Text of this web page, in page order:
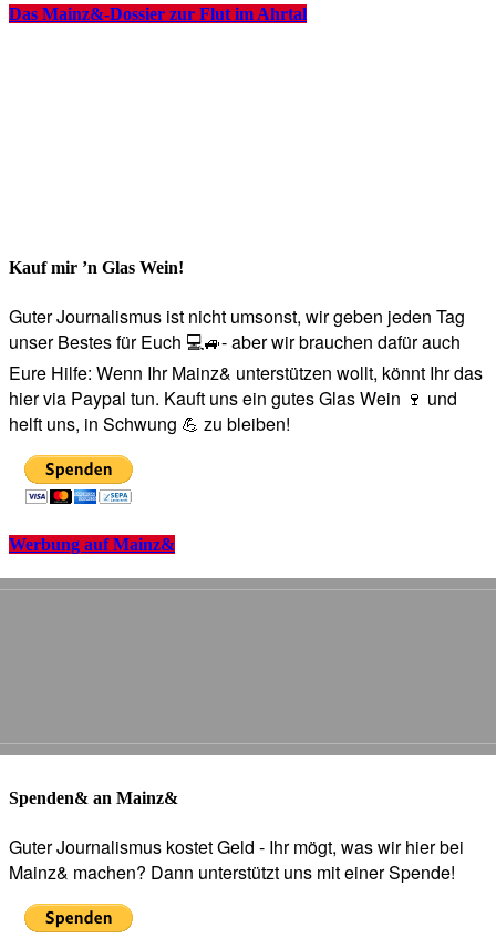
Das Mainz&-Dossier zur Flut im Ahrtal
Kauf mir ’n Glas Wein!
Guter Journalismus ist nicht umsonst, wir geben jeden Tag
unser Bestes für Euch 💻🚙- aber wir brauchen dafür auch
Eure Hilfe: Wenn Ihr Mainz& unterstützen wollt, könnt Ihr das
hier via Paypal tun. Kauft uns ein gutes Glas Wein 🍷 und
helft uns, in Schwung 💪 zu bleiben!
Werbung auf Mainz&
Spenden& an Mainz&
Guter Journalismus kostet Geld - Ihr mögt, was wir hier bei
Mainz& machen? Dann unterstützt uns mit einer Spende!